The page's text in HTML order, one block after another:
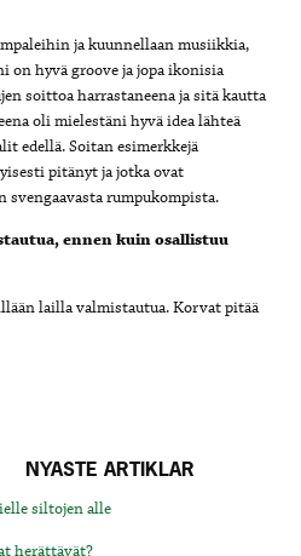
ja kuunnellaan musiikkia,
on hyvä groove ja jopa ikonisia
soittoa harrastaneena ja sitä kautta
oli mielestäni hyvä idea lähteä
edellä. Soitan esimerkkejä
pitänyt ja jotka ovat
rumpukompista.
ennen kuin osallistuu
lailla valmistautua. Korvat pitää
NYASTE ARTIKLAR
siltojen alle
herättävät?